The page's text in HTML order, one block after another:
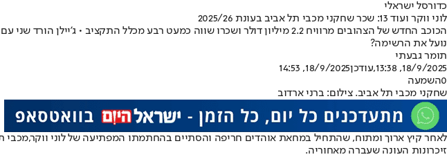
כדורסל ישראלי
לוני ווקר ועוד 13: שכר שחקני מכבי תל אביב בעונת 2025/26
נועל את הרשימה?
תומר גבעתי
18/9/2025, 13:38
,עודכן18/9/2025, 14:53
0השמעה
שחקני מכבי תל אביב. צילום: ברני ארדוב
לאחר קיץ ארוך ומתוח, שהתחיל במחאת אוהדים חריפה והסתיים בהחתמתו המפתיעה של לוני ווקר,מכבי תל
זיכרונות העונה שעברה מאחוריה.